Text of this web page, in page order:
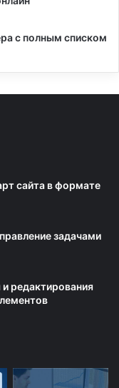
с полным списком
сайта в формате
задачами
редактирования